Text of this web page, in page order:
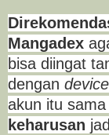
Mangadex
bisa diingat
dengan device
akun itu sama
keharusan